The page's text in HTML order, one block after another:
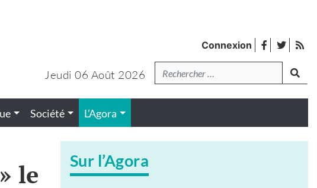
Connexion facebook
twitter
Jeudi 06 Août 2026Recherche
Société L’Agora
le
Sur l’Agora